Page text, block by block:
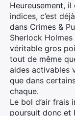
Heureusement,
indices, c’est
dans Crimes &
Sherlock Holmes
véritable gros
tout de même
aides activables
que dans
chaque.
Le bol d’air frais
poursuit donc et